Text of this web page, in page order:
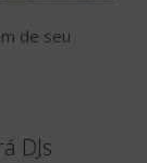
de seu
DJs